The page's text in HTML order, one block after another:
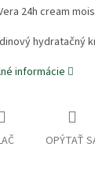
24h cream
hydratačný
informácie
OPÝTAŤ